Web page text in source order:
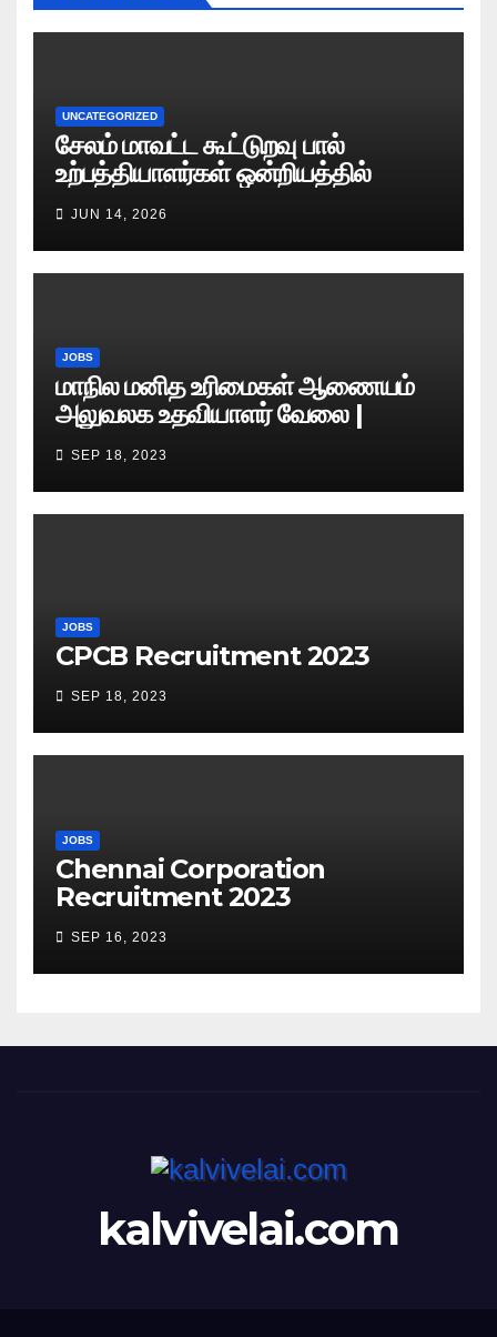
UNCATEGORIZED
சேலம் மாவட்ட கூட்டுறவு பால்
உற்பத்தியாளர்கள் ஒன்றியத்தில்
வேலைவாய்ப்பு அறிவிப்பு 2026
JUN 14, 2026
JOBS
மாநில மனித உரிமைகள் ஆணையம்
அலுவலக உதவியாளர் வேலை |
எழுத்துத் தேர்வு தேதி அறிவிப்பு..?
SEP 18, 2023
JOBS
CPCB Recruitment 2023
SEP 18, 2023
JOBS
Chennai Corporation
Recruitment 2023
SEP 16, 2023
kalvivelai.com